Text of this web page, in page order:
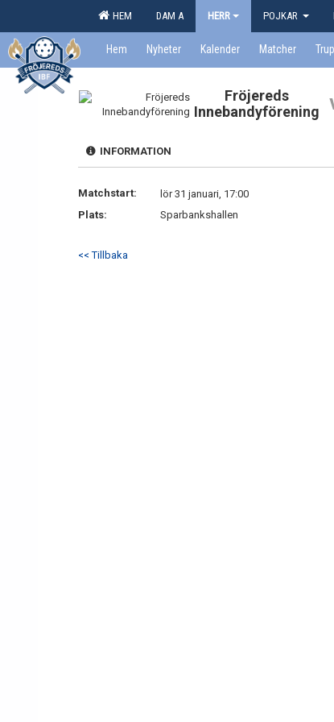
HEM DAM A HERR POJKAR
Hem Nyheter Kalender Matcher
Fröjereds
Innebandyförening
INFORMATION
Matchstart:
lör 31 januari, 17:00
Plats:
Sparbankshallen
<< Tillbaka